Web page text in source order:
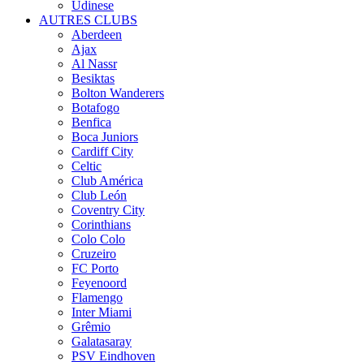
Udinese
AUTRES CLUBS
Aberdeen
Ajax
Al Nassr
Besiktas
Bolton Wanderers
Botafogo
Benfica
Boca Juniors
Cardiff City
Celtic
Club América
Club León
Coventry City
Corinthians
Colo Colo
Cruzeiro
FC Porto
Feyenoord
Flamengo
Inter Miami
Grêmio
Galatasaray
PSV Eindhoven